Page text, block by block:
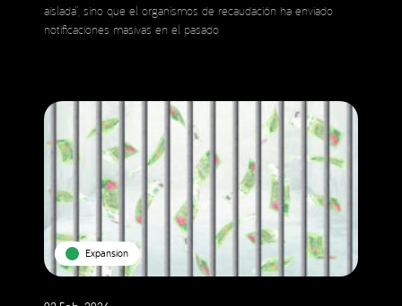
aislada”, sino que el organismos de recaudación ha enviado
notificaciones masivas en el pasado
Expansion